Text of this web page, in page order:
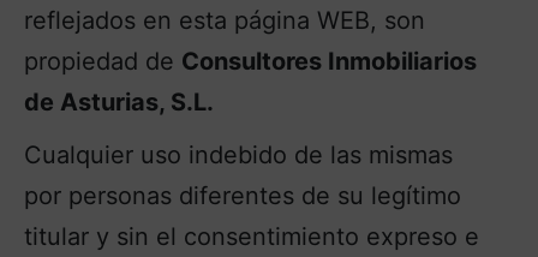
reflejados en esta página WEB, son
propiedad de Consultores Inmobiliarios
de Asturias, S.L.
Cualquier uso indebido de las mismas
por personas diferentes de su legítimo
titular y sin el consentimiento expreso e